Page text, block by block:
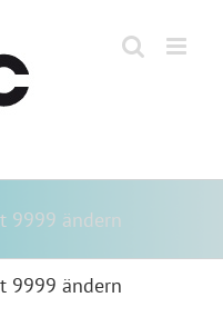
9999 ändern
9999 ändern